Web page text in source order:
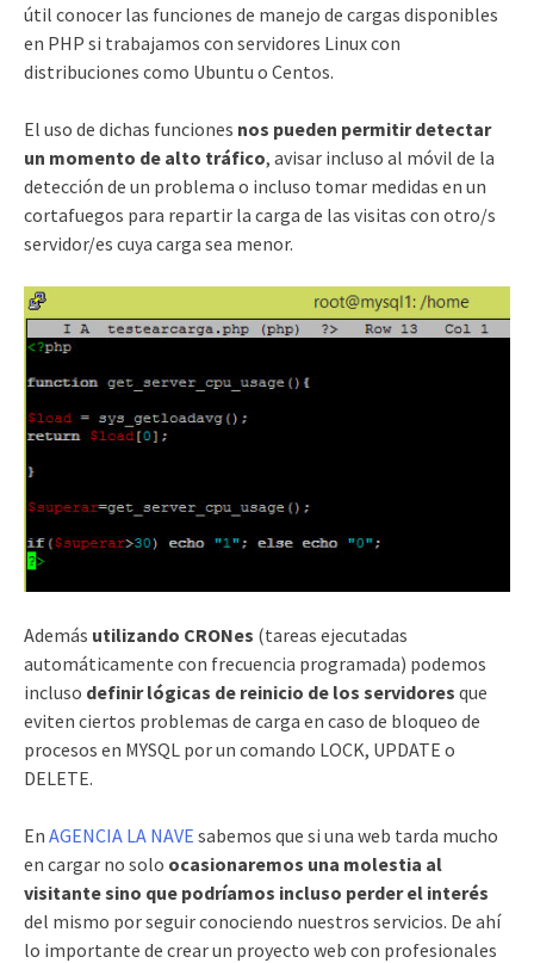
útil conocer las funciones de manejo de cargas disponibles
en PHP si trabajamos con servidores Linux con
distribuciones como Ubuntu o Centos.
El uso de dichas funciones nos pueden permitir detectar
un momento de alto tráfico, avisar incluso al móvil de la
detección de un problema o incluso tomar medidas en un
cortafuegos para repartir la carga de las visitas con otro/s
servidor/es cuya carga sea menor.
Además utilizando CRONes (tareas ejecutadas
automáticamente con frecuencia programada) podemos
incluso definir lógicas de reinicio de los servidores que
eviten ciertos problemas de carga en caso de bloqueo de
procesos en MYSQL por un comando LOCK, UPDATE o
DELETE.
En AGENCIA LA NAVE sabemos que si una web tarda mucho
en cargar no solo ocasionaremos una molestia al
visitante sino que podríamos incluso perder el interés
del mismo por seguir conociendo nuestros servicios. De ahí
lo importante de crear un proyecto web con profesionales